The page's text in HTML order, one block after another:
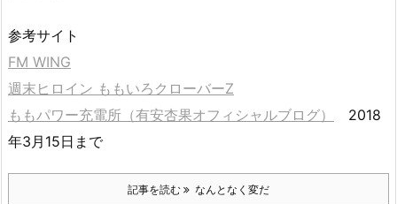
参考サイト
FM WING
週末ヒロイン ももいろクローバーZ
ももパワー充電所（有安杏果オフィシャルブログ）
2018
年3月15日まで
記事を読む なんとなく変だ